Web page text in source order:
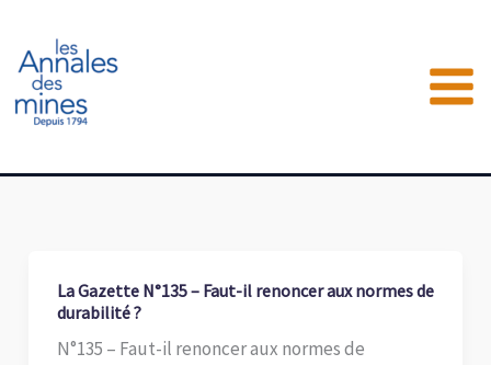
contenu
La Gazette N°135 – Faut-il renoncer aux normes de
durabilité ?
N°135 – Faut-il renoncer aux normes de